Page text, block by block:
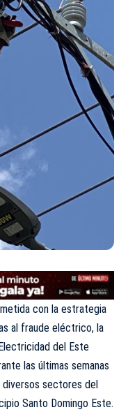
con la estrategia
al fraude eléctrico, la
del Este
las últimas semanas
diversos sectores del
Santo Domingo Este.